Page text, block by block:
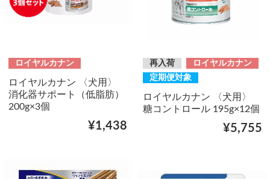
ロイヤルカナン
ロイヤルカナン 〈犬用〉
消化器サポート（低脂肪）
200g×3個
¥1,438
再入荷
ロイヤルカナン
定期便対象
ロイヤルカナン 〈犬用〉
糖コントロール 195g×12個
¥5,755